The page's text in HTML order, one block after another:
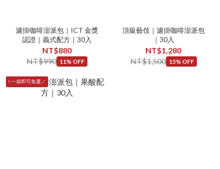
濾掛咖啡澎派包｜ICT 金獎
認證｜義式配方｜30入
NT$880
NT$990 11% OFF
頂級藝伎｜濾掛咖啡澎派包
｜30入
NT$1,280
NT$1,500 15% OFF
\ 一袋即可免運／